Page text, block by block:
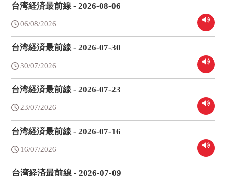
台湾経済最前線 - 2026-08-06
06/08/2026
台湾経済最前線 - 2026-07-30
30/07/2026
台湾経済最前線 - 2026-07-23
23/07/2026
台湾経済最前線 - 2026-07-16
16/07/2026
台湾経済最前線 - 2026-07-09